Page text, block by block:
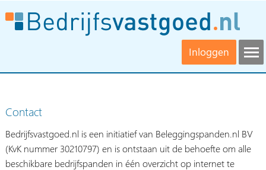
Inloggen
Contact
Bedrijfsvastgoed.nl is een initiatief van Beleggingspanden.nl BV
(KvK nummer 30210797) en is ontstaan uit de behoefte om alle
beschikbare bedrijfspanden in één overzicht op internet te